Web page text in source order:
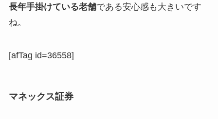
長年手掛けている老舗である安心感も大きいです
ね。
[afTag id=36558]
マネックス証券